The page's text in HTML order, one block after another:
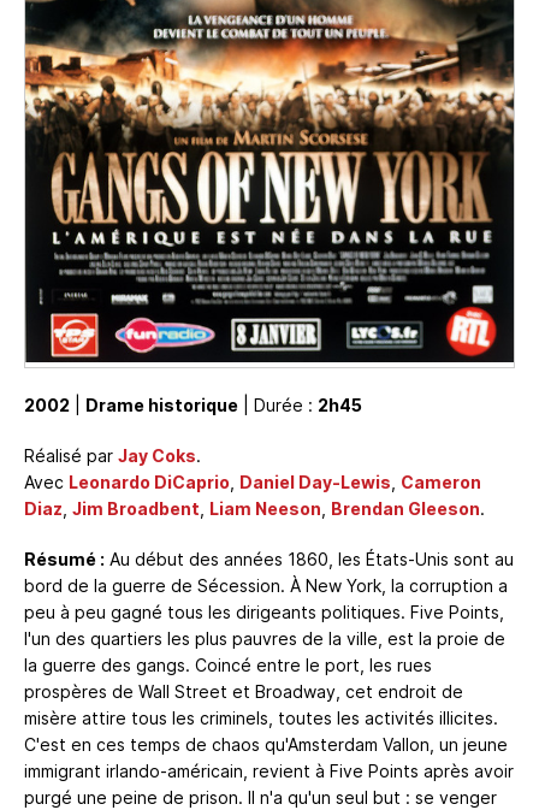
2002 Drame historique | Durée : 2h45
Réalisé par Jay Coks.
Avec Leonardo DiCaprio Daniel Day-Lewis Cameron
Diaz Jim Broadbent Liam Neeson Brendan Gleeson.
Résumé : Au début des années 1860, les États-Unis sont au
bord de la guerre de Sécession. À New York, la corruption a
peu à peu gagné tous les dirigeants politiques. Five Points,
l'un des quartiers les plus pauvres de la ville, est la proie de
la guerre des gangs. Coincé entre le port, les rues
prospères de Wall Street et Broadway, cet endroit de
misère attire tous les criminels, toutes les activités illicites.
C'est en ces temps de chaos qu'Amsterdam Vallon, un jeune
immigrant irlando-américain, revient à Five Points après avoir
purgé une peine de prison. Il n'a qu'un seul but : se venger